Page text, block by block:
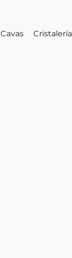
Cavas Cristalería